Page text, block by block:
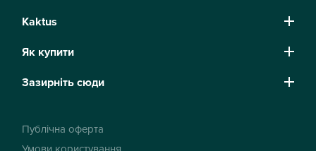
Kaktus
Як купити
Зазирніть сюди
Публічна оферта